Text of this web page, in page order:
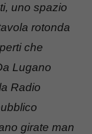
uno spazio
rotonda
che
Lugano
Radio
girate man